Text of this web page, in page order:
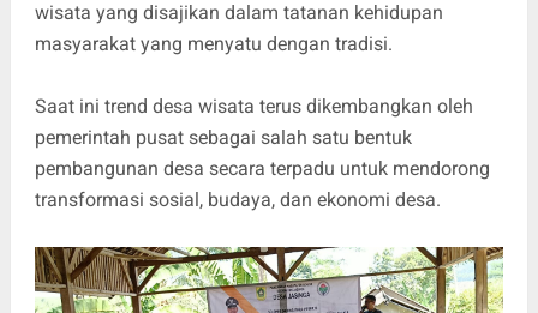
wisata yang disajikan dalam tatanan kehidupan
masyarakat yang menyatu dengan tradisi.
Saat ini trend desa wisata terus dikembangkan oleh
pemerintah pusat sebagai salah satu bentuk
pembangunan desa secara terpadu untuk mendorong
transformasi sosial, budaya, dan ekonomi desa.